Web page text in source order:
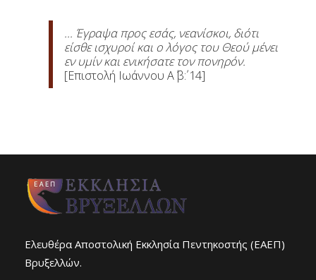
... Έγραψα προς εσάς, νεανίσκοι, διότι
είσθε ισχυροί και ο λόγος του Θεού μένει
εν υμίν και ενικήσατε τον πονηρόν.
[Επιστολή Ιωάννου Α΄ β΄: 14]
Ελευθέρα Αποστολική Εκκλησία Πεντηκοστής (ΕΑΕΠ)
Βρυξελλών.